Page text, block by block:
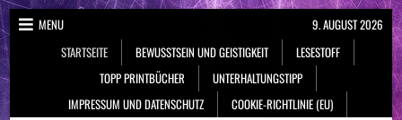
Skip
to
content
MENU
STARTSEITE
BEWUSSTSEIN UND GEISTIGKEIT
LESESTOFF
TOPP PRINTBÜCHER
UNTERHALTUNGSTIPP
IMPRESSUM UND DATENSCHUTZ
COOKIE-RICHTLINIE (EU)
9. AUGUST 2026